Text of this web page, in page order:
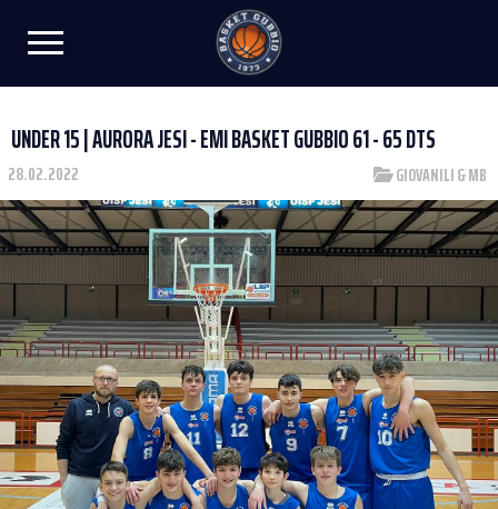
UNDER 15 | AURORA JESI - EMI BASKET GUBBIO 61 - 65 DTS
28.02.2022 GIOVANILI & MB